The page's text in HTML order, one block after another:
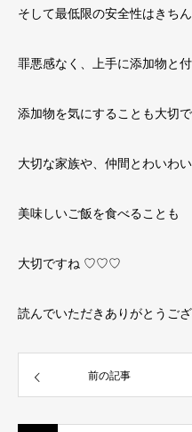
そして最低限の安全性はきち
罪悪感なく、上手に添加物と
添加物を気にすることも大切で
大切な家族や、仲間とわいわい
美味しいご飯を食べることも
大切ですね ♡♡♡
読んでいただきありがとうご
前の記事